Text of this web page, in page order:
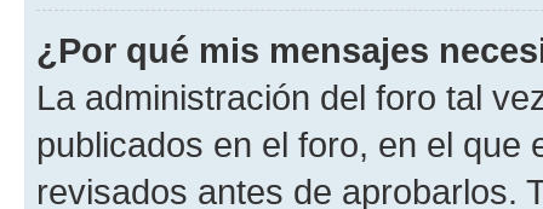
¿Por qué mis mensajes
La administración del foro tal
publicados en el foro, en el
revisados antes de aprobarlos.